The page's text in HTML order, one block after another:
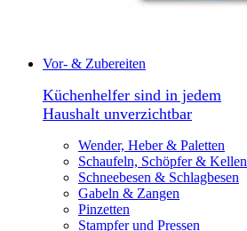
Vor- & Zubereiten
Küchenhelfer sind in jedem
Haushalt unverzichtbar
Wender, Heber & Paletten
Schaufeln, Schöpfer & Kellen
Schneebesen & Schlagbesen
Gabeln & Zangen
Pinzetten
Stampfer und Pressen